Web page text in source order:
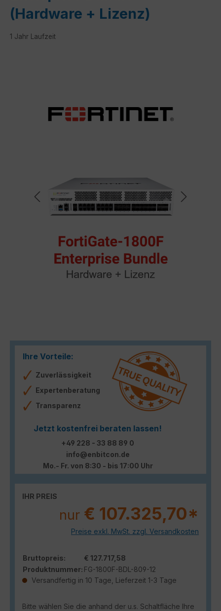
(Hardware + Lizenz)
1 Jahr Laufzeit
Ihre Vorteile:
Zuverlässigkeit
Expertenberatung
Transparenz
Jetzt kostenfrei beraten lassen!
+49 228 - 33 88 89 0
info@enbitcon.de
Mo.- Fr. von 8:30 - bis 17:00 Uhr
IHR PREIS
nur € 107.325,70*
Preise exkl. MwSt. zzgl. Versandkosten
Bruttopreis:
€ 127.717,58
Produktnummer: FG-1800F-BDL-809-12
Versandfertig in 10 Tage, Lieferzeit 1-3 Tage
Bitte wählen Sie die anhand der u.s. Schaltfläche Ihre